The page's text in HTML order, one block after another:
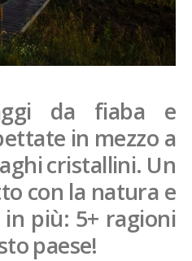
da fiaba e
in mezzo a
cristallini. Un
con la natura e
più: 5+ ragioni
paese!